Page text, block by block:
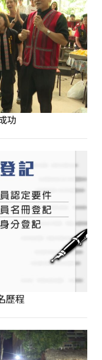
功
歷程